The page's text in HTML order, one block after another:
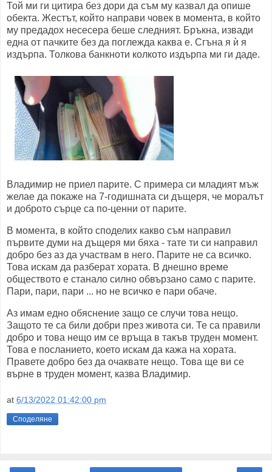
Той ми ги цитира без дори да съм му казвал да опише
обекта. Жестът, който направи човек в момента, в който
му предадох несесера беше следният. Бръкна, извади
една от пачките без да поглежда каква е. Сгъна я ѝ я
издърпа. Толкова банкноти колкото издърпа ми ги даде.
Владимир не приел парите. С примера си младият мъж
желае да покаже на 7-годишната си дъщеря, че моралът
и доброто сърце са по-ценни от парите.
В момента, в който споделих какво съм направил
първите думи на дъщеря ми бяха - тате ти си направил
добро без аз да участвам в него. Парите не са всичко.
Това искам да разберат хората. В днешно време
обществото е станало силно обвързано само с парите.
Пари, пари, пари ... но не всичко е пари обаче.
Аз имам едно обяснение защо се случи това нещо.
Защото те са били добри през живота си. Те са правили
добро и това нещо им се връща в такъв труден момент.
Това е посланието, което искам да кажа на хората.
Правете добро без да очаквате нещо. Това ще ви се
върне в труден момент, казва Владимир.
at 6/13/2022 01:42:00 pm
Споделяне